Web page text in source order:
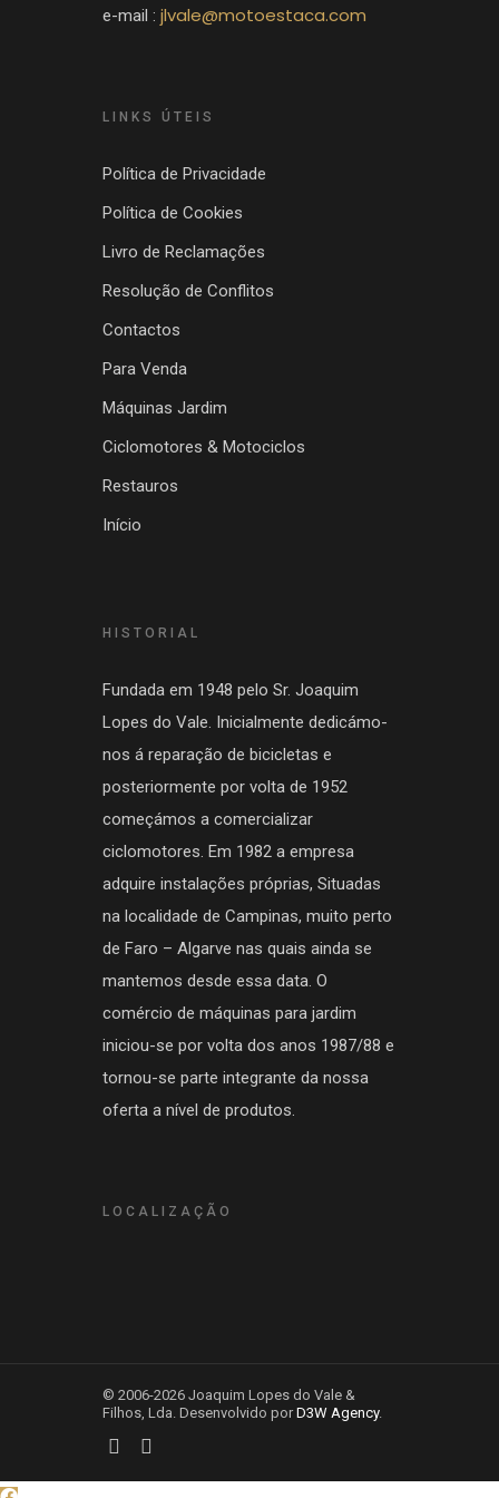
e-mail : jlvale@motoestaca.com
LINKS ÚTEIS
Política de Privacidade
Política de Cookies
Livro de Reclamações
Resolução de Conflitos
Contactos
Para Venda
Máquinas Jardim
Ciclomotores & Motociclos
Restauros
Início
HISTORIAL
Fundada em 1948 pelo Sr. Joaquim
Lopes do Vale. Inicialmente dedicámo-
nos á reparação de bicicletas e
posteriormente por volta de 1952
começámos a comercializar
ciclomotores. Em 1982 a empresa
adquire instalações próprias, Situadas
na localidade de Campinas, muito perto
de Faro – Algarve nas quais ainda se
mantemos desde essa data. O
comércio de máquinas para jardim
iniciou-se por volta dos anos 1987/88 e
tornou-se parte integrante da nossa
oferta a nível de produtos.
LOCALIZAÇÃO
© 2006-2026 Joaquim Lopes do Vale &
Filhos, Lda. Desenvolvido porD3W Agency.